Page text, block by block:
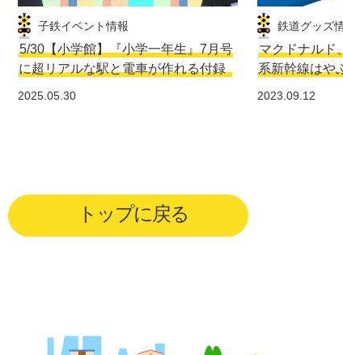
子鉄イベント情報
5/30【小学館】『小学一年生』7月号
に超リアルな駅と電車が作れる付録
2025.05.30
鉄道グッズ
マクドナルド
系新幹線はや
2023.09.12
トップに戻る